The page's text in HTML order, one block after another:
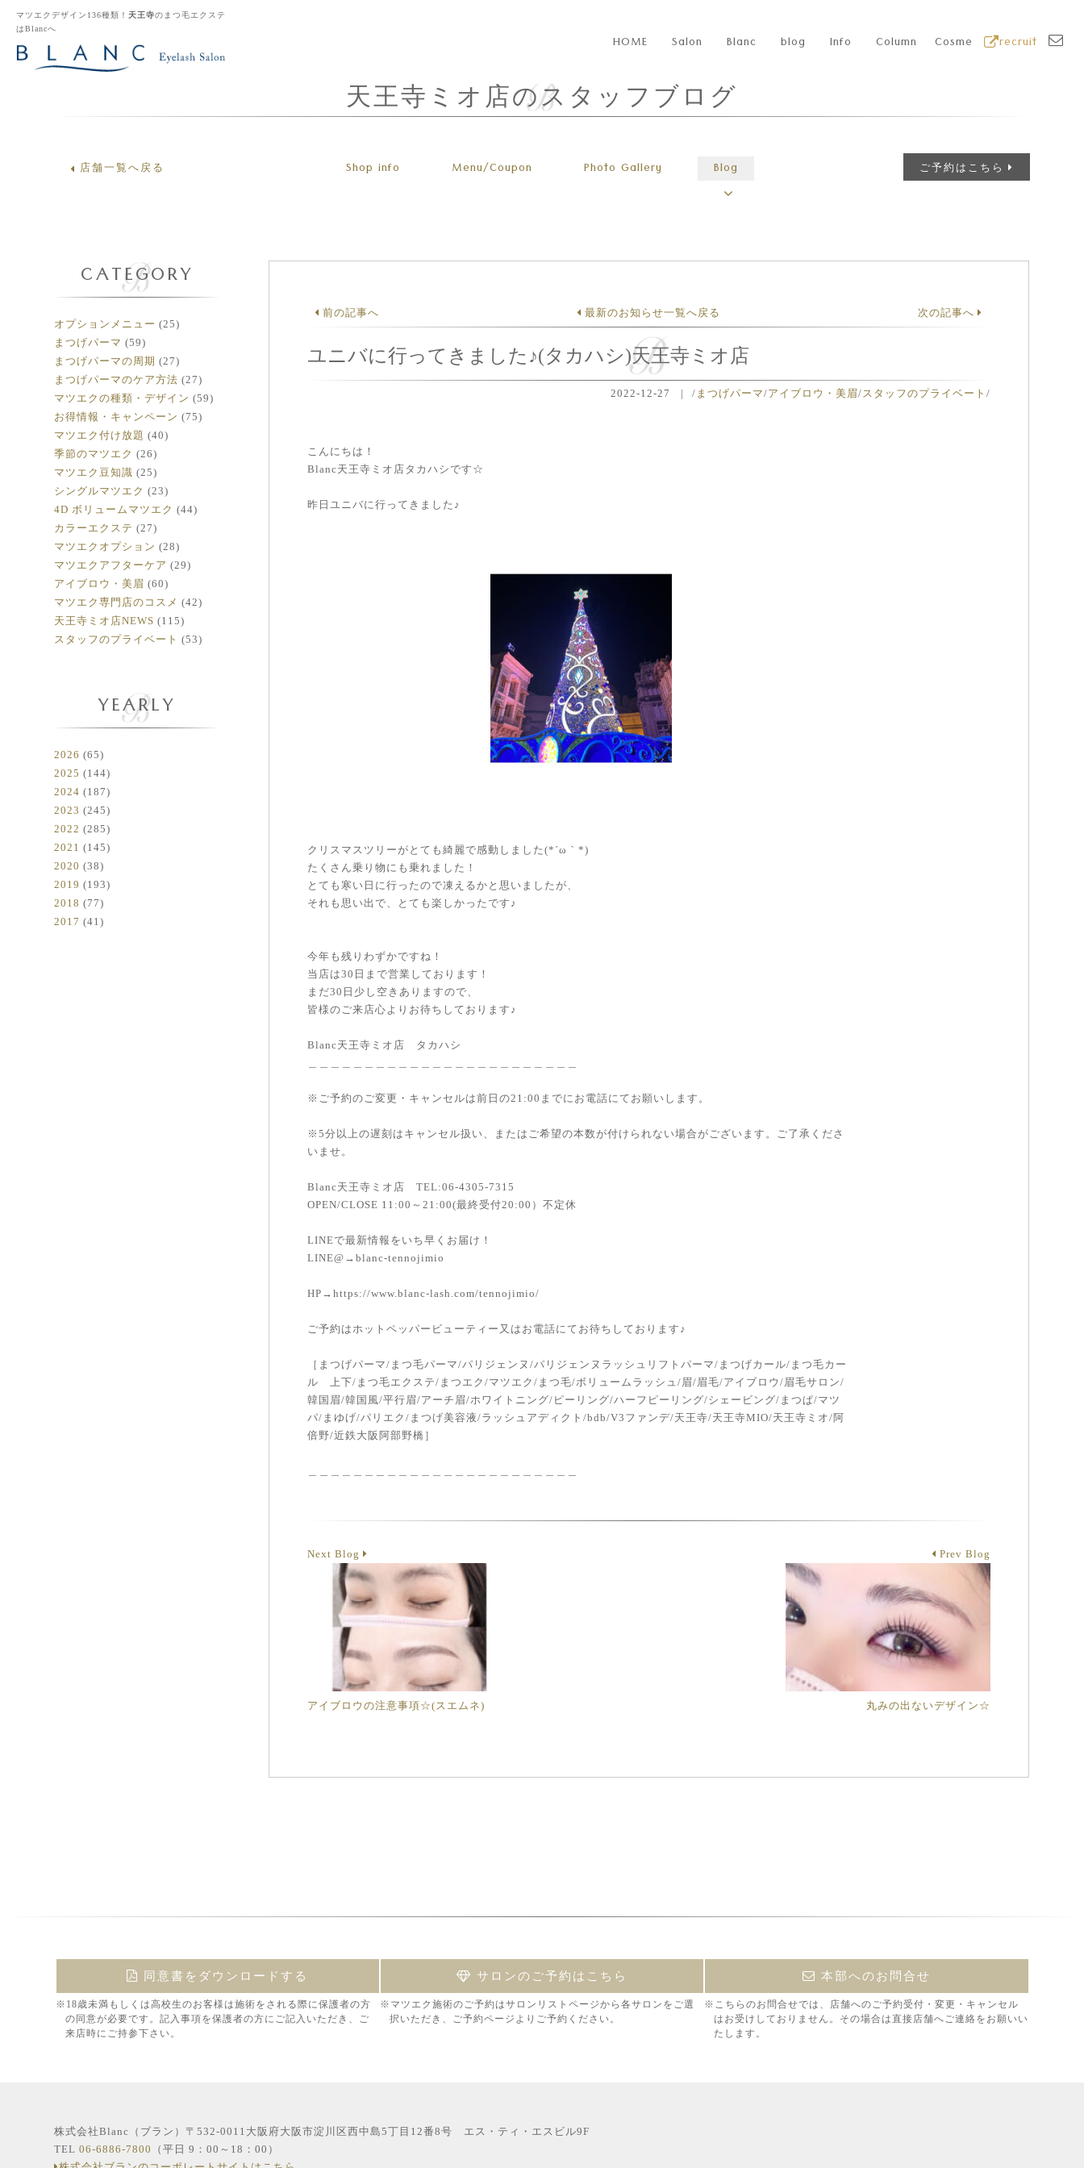
マツエクデザイン136種類！ 天王寺のまつ毛エクステ
はBlancへ
HOME Salon Blanc blog Info Column Cosme recruit
天王寺ミオ店のスタッフブログ
ご予約はこちら
店舗一覧へ戻る Shop info Menu/Coupon Photo Gallery Blog
CATEGORY
オプションメニュー (25)
まつげパーマ (59)
まつげパーマの周期 (27)
まつげパーマのケア方法 (27)
マツエクの種類・デザイン (59)
お得情報・キャンペーン (75)
マツエク付け放題 (40)
季節のマツエク (26)
マツエク豆知識 (25)
シングルマツエク (23)
4D ボリュームマツエク (44)
カラーエクステ (27)
マツエクオプション (28)
マツエクアフターケア (29)
アイブロウ・美眉 (60)
マツエク専門店のコスメ (42)
天王寺ミオ店NEWS (115)
スタッフのプライベート (53)
YEARLY
2026 (65)
2025 (144)
2024 (187)
2023 (245)
2022 (285)
2021 (145)
2020 (38)
2019 (193)
2018 (77)
2017 (41)
前の記事へ 最新のお知らせ一覧へ戻る 次の記事へ
ユニバに行ってきました♪(タカハシ)天王寺ミオ店
2022-12-27 | / まつげパーマ/アイブロウ・美眉/スタッフのプライベート/
こんにちは！
Blanc天王寺ミオ店タカハシです☆
昨日ユニバに行ってきました♪
クリスマスツリーがとても綺麗で感動しました(*´ω｀*)
たくさん乗り物にも乗れました！
とても寒い日に行ったので凍えるかと思いましたが、
それも思い出で、とても楽しかったです♪
今年も残りわずかですね！
当店は30日まで営業しております！
まだ30日少し空きありますので、
皆様のご来店心よりお待ちしております♪
Blanc天王寺ミオ店 タカハシ
※ご予約のご変更・キャンセルは前日の21:00までにお電話にてお願いします。
※5分以上の遅刻はキャンセル扱い、またはご希望の本数が付けられない場合がございます。ご了承くださ
いませ。
Blanc天王寺ミオ店 TEL:06-4305-7315
OPEN/CLOSE 11:00～21:00(最終受付20:00）不定休
LINEで最新情報をいち早くお届け！
LINE@→blanc-tennojimio
HP→https://www.blanc-lash.com/tennojimio/
ご予約はホットペッパービューティー又はお電話にてお待ちしております♪
［まつげパーマ/まつ毛パーマ/パリジェンヌ/パリジェンヌラッシュリフトパーマ/まつげカール/まつ毛カー
ル 上下/まつ毛エクステ/まつエク/マツエク/まつ毛/ボリュームラッシュ/眉/眉毛/アイブロウ/眉毛サロン/
韓国眉/韓国風/平行眉/アーチ眉/ホワイトニング/ピーリング/ハーフピーリング/シェービング/まつぱ/マツ
パ/まゆげ/パリエク/まつげ美容液/ラッシュアディクト/bdb/V3ファンデ/天王寺/天王寺MIO/天王寺ミオ/阿
倍野/近鉄大阪阿部野橋］
Prev Blog
丸みの出ないデザイン☆
Next Blog
アイブロウの注意事項☆(スエムネ)
同意書をダウンロードする
※18歳未満もしくは高校生のお客様は施術をされる際に保護者の方
の同意が必要です。記入事項を保護者の方にご記入いただき、ご
来店時にご持参下さい。
サロンのご予約はこちら
※マツエク施術のご予約はサロンリストページから各サロンをご選
択いただき、ご予約ページよりご予約ください。
本部へのお問合せ
※こちらのお問合せでは、店舗へのご予約受付・変更・キャンセル
はお受けしておりません。その場合は直接店舗へご連絡をお願いい
たします。
株式会社Blanc（ブラン）〒532-0011大阪府大阪市淀川区西中島5丁目12番8号 エス・ティ・エスビル9F
TEL06-6886-7800
（平日 9：00～18：00）